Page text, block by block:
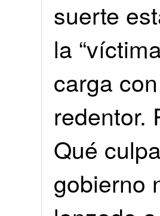
suerte
la
carga
redentor.
Qué
gobierno